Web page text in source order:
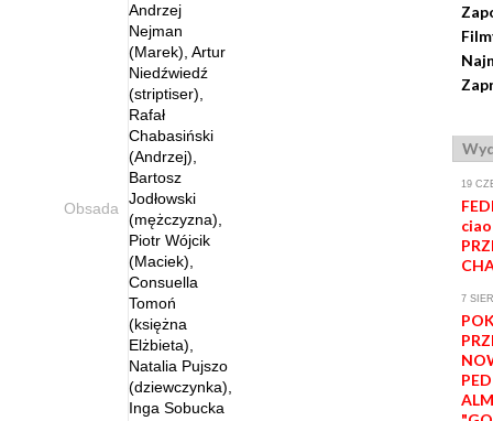
Obsada
Andrzej
Nejman
(Marek), Artur
Niedźwiedź
(striptiser),
Rafał
Chabasiński
(Andrzej),
Bartosz
Jodłowski
(mężczyzna),
Piotr Wójcik
(Maciek),
Consuella
Tomoń
(księżna
Elżbieta),
Natalia Pujszo
(dziewczynka),
Inga Sobucka
19
7